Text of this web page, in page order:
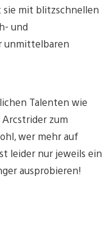
sie mit blitzschnellen
und
unmittelbaren
Talenten wie
zum
wer mehr auf
leider nur jeweils ein
ausprobieren!